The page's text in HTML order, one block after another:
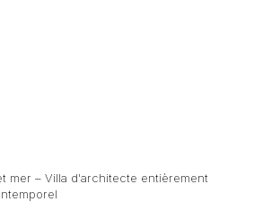
mer – Villa d'architecte entièrement